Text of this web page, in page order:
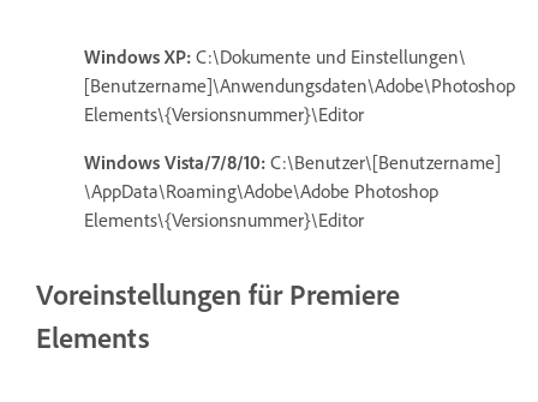
Windows XP: C:\Dokumente und Einstellungen\
[Benutzername]\Anwendungsdaten\Adobe\Photoshop
Elements\{Versionsnummer}\Editor
Windows Vista/7/8/10: C:\Benutzer\[Benutzername]
\AppData\Roaming\Adobe\Adobe Photoshop
Elements\{Versionsnummer}\Editor
Voreinstellungen für Premiere
Elements